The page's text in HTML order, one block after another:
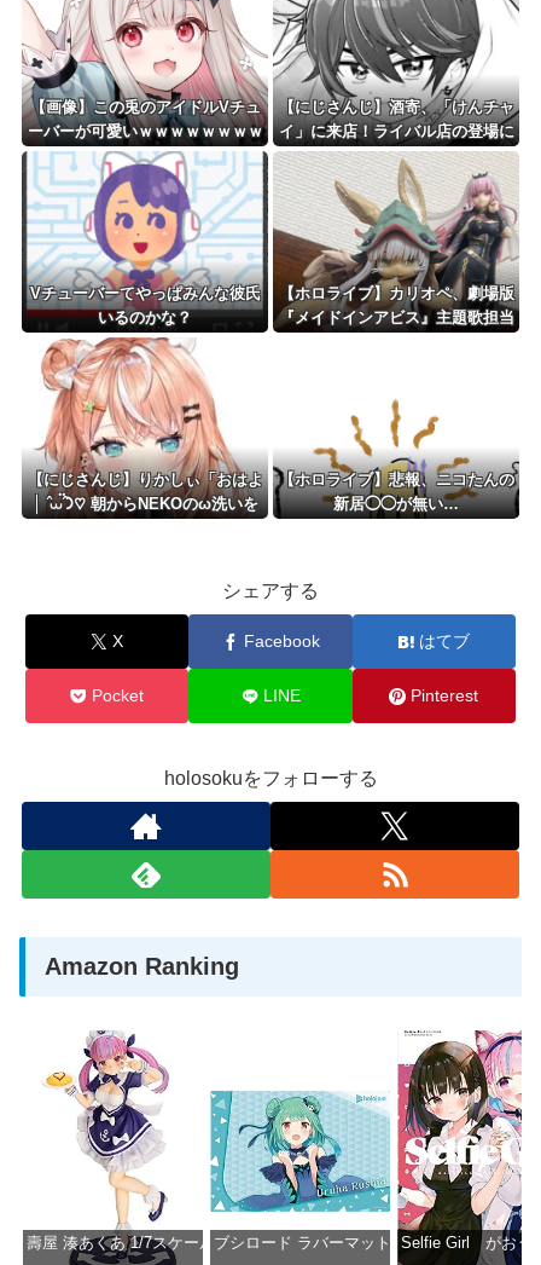
【画像】この兎のアイドルVチュ
ーバーが可愛いｗｗｗｗｗｗｗｗ
ｗｗ
【にじさんじ】酒寄、「けんチャ
イ」に来店！ライバル店の登場に
何も起こらないわけがなく…！？
Vチューバーてやっぱみんな彼氏
いるのかな？
【ホロライブ】カリオペ、劇場版
『メイドインアビス』主題歌担当
【にじさんじ】りかしぃ「おはよ
│ ̂⩊፟ ̂𐅀♡ 朝からNEKOのω洗いを
【ホロライブ】悲報、ニコたんの
新居◯◯が無い…
シェアする
X Facebook はてブ
Pocket LINE Pinterest
holosokuをフォローする
Amazon Ranking
壽屋 湊あくあ 1/7スケール PVC製 塗装済み完成品フィギュア PP942
ブシロード ラバーマットコレクション
Selfie Girl がおう